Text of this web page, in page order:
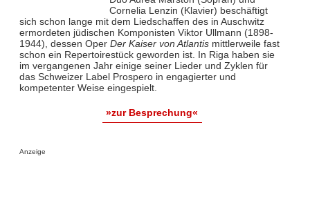
Cornelia Lenzin (Klavier) beschäftigt
sich schon lange mit dem Liedschaffen des in Auschwitz
ermordeten jüdischen Komponisten Viktor Ullmann (1898-
1944), dessen Oper Der Kaiser von Atlantismittlerweile fast
schon ein Repertoirestück geworden ist. In Riga haben sie
im vergangenen Jahr einige seiner Lieder und Zyklen für
das Schweizer Label Prospero in engagierter und
kompetenter Weise eingespielt.
»zur Besprechung«
Anzeige